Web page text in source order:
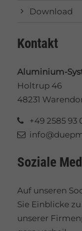
Download
Kontakt
Aluminium-
Holtrup 46
48231
+49 2585 93
Soziale
Auf unseren
Sie Einblicke
unserer